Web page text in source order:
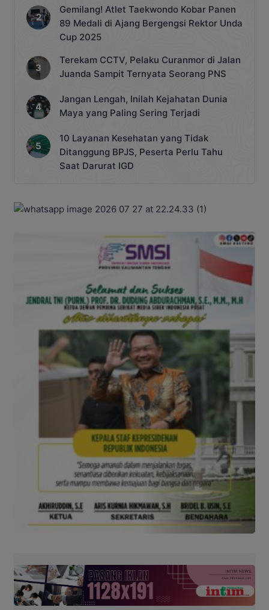
Gemilang! Atlet Taekwondo Kobar Panen
89 Medali di Ajang Bergengsi Rektor Unda
Cup 2025
Terekam CCTV, Pelaku Curanmor di Jalan
Juanda Sampit Ternyata Seorang PNS
Jangan Lengah, Inilah Kejahatan Dunia
Maya yang Paling Sering Terjadi
10 Layanan Kesehatan yang Tidak
Ditanggung BPJS, Peserta Perlu Tahu
Saat Darurat IGD